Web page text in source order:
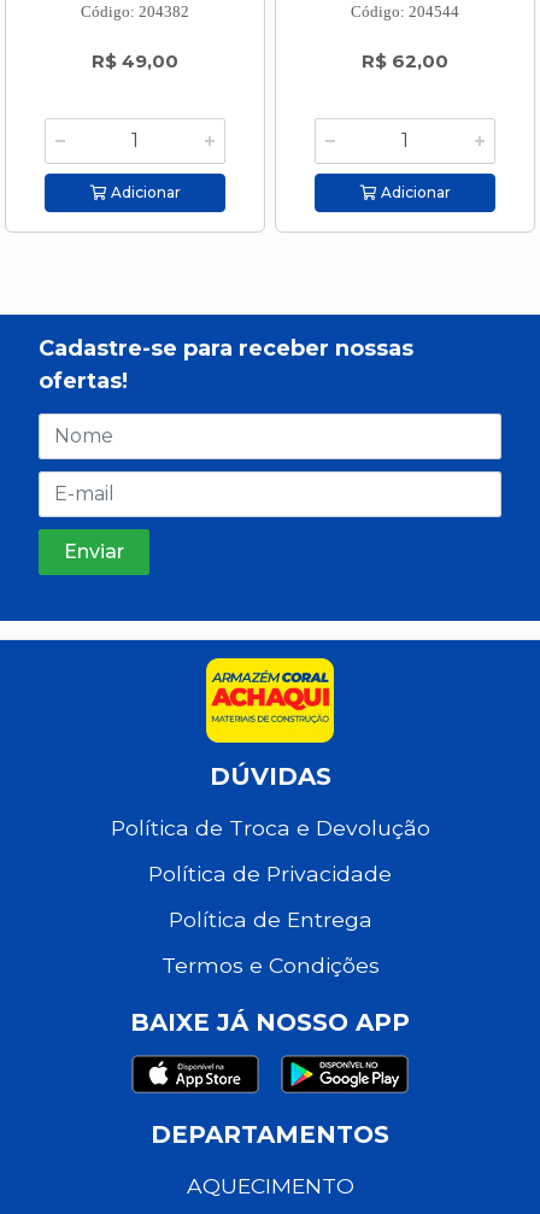
Código: 204382
R$ 49,00
Adicionar
Código: 204544
R$ 62,00
Adicionar
Cadastre-se para receber nossas
ofertas!
DÚVIDAS
Política de Troca e Devolução
Política de Privacidade
Política de Entrega
Termos e Condições
BAIXE JÁ NOSSO APP
DEPARTAMENTOS
AQUECIMENTO